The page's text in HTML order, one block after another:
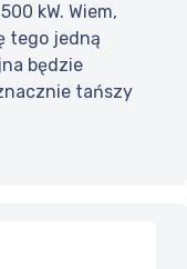
kW. Wiem,
tego jedną
będzie
tańszy